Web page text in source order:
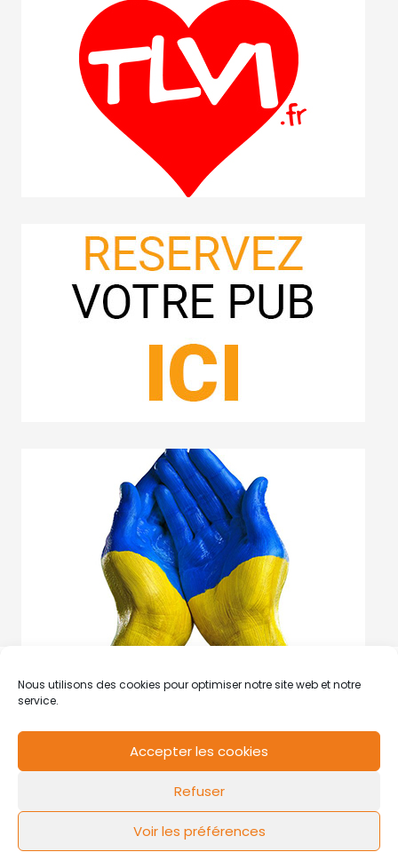
Nous utilisons des cookies pour optimiser notre site web et notre
service.
Accepter les cookies
Refuser
Voir les préférences
Mentions légales Politique de cookies
FLOW44